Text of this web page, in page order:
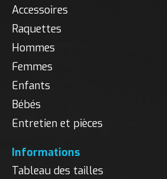
Accessoires
Raquettes
Hommes
Femmes
Enfants
Bébés
Entretien et pièces
Informations
Tableau des tailles